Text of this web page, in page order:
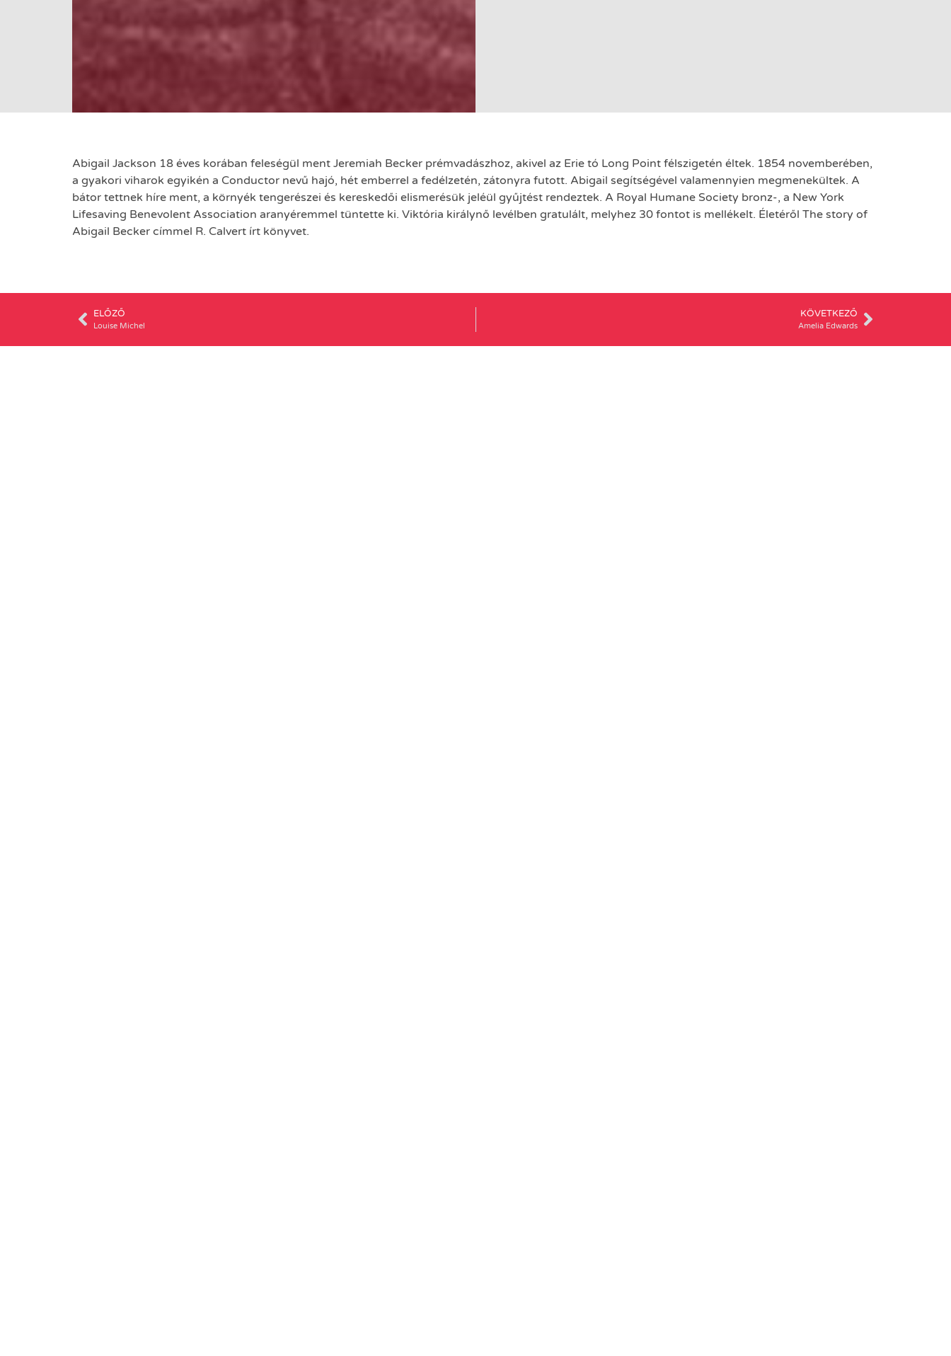
Abigail Jackson 18 éves korában feleségül ment Jeremiah Becker prémvadászhoz, akivel az Erie tó Long Point félszigetén éltek. 1854 novemberében,
a gyakori viharok egyikén a Conductor nevű hajó, hét emberrel a fedélzetén, zátonyra futott. Abigail segítségével valamennyien megmenekültek. A
bátor tettnek híre ment, a környék tengerészei és kereskedői elismerésük jeléül gyűjtést rendeztek. A Royal Humane Society bronz-, a New York
Lifesaving Benevolent Association aranyéremmel tüntette ki. Viktória királynő levélben gratulált, melyhez 30 fontot is mellékelt. Életéről The story of
Abigail Becker címmel R. Calvert írt könyvet.
ELŐZŐ
Louise Michel
KÖVETKEZŐ
Amelia Edwards